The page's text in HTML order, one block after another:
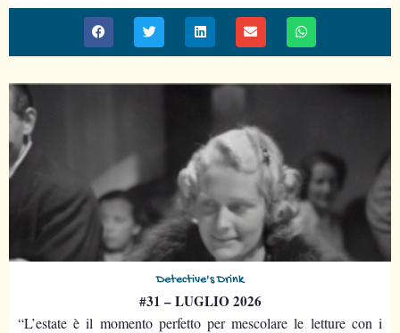
Detective's Drink
#31 – LUGLIO 2026
“L’estate è il momento perfetto per mescolare le letture con i